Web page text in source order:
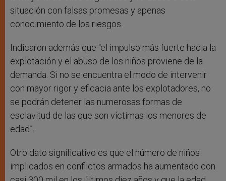
situación con falsas promesas y apenas
conocimiento de los riesgos.
Indicaron además que “el impulso más fuerte hacia la
explotación y el abuso de los niños proviene de la
demanda. Si no se encuentra el modo de intervenir
con mayor rigor y eficacia ante los explotadores, no
se podrán detener las numerosas formas de
esclavitud de las que son víctimas los menores de
edad”.
Otro dato significativo es que el número de niños
implicados en conflictos armados ha aumentado con